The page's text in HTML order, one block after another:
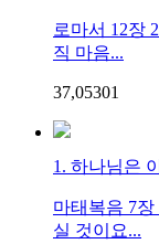
로마서 12장
직 마음...
37,05301
1. 하나님은
마태복음 7
실 것이요...